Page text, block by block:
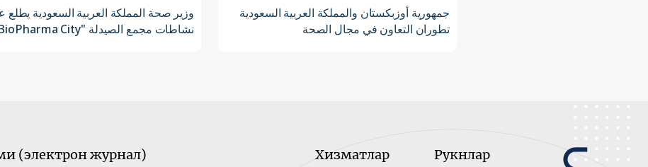
جمهورية أوزبكستان والمملكة العربية السعودية
تطوران التعاون في مجال الصحة
وزير صحة المملكة العربية السعودية يطلع
نشاطات مجمع الصيدلة "BioPharma City"
Рукнлар
Хизматлар
(электрон журнал)